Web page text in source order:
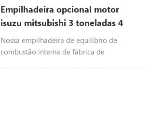
Empilhadeira opcional motor
isuzu mitsubishi 3 toneladas 4
toneladas empilhadeira diesel
para venda
Nossa empilhadeira de equilíbrio de
combustão interna de fábrica de